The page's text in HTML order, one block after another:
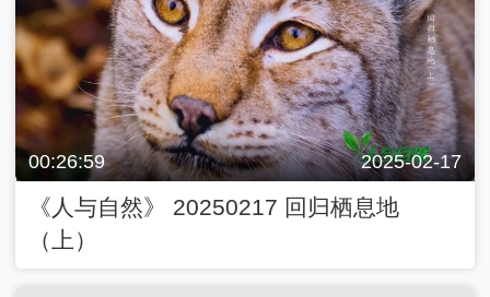
00:26:59 2025-02-17
《人与自然》 20250217 回归栖息地
（上）